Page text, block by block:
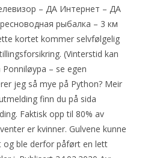
– ДА Интернет – ДА
рыбалка – 3 км
kortet kommer selvfølgelig
(Vinterstid kan
– se egen
jeg så mye på Python? Meir
finn du på sida
Faktisk opp til 80% av
er kvinner. Gulvene kunne
og ble derfor påført en lett